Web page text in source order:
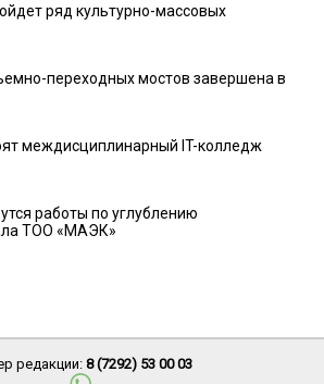
ряд культурно-массовых
переходных мостов завершена в
междисциплинарный IT-колледж
работы по углублению
ТОО «МАЭК»
редакции: 8 (7292) 53 00 03